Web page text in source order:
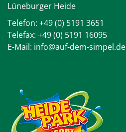
Lüneburger Heide
Telefon: +49 (0) 5191 3651
Telefax: +49 (0) 5191 16095
E-Mail: info@auf-dem-simpel.de